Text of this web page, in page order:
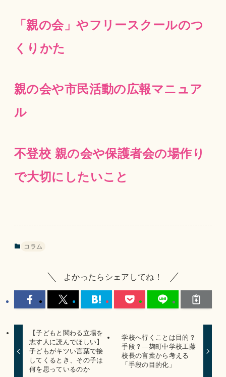
「親の会」やフリースクールのつ
くりかた
親の会や市民活動の広報マニュア
ル
不登校 親の会や保護者会の場作り
で大切にしたいこと
コラム
よかったらシェアしてね！
【子どもと関わる立場を
志す人に読んでほしい】
子どもがキツい言葉で接
してくるとき、その子は
何を思っているのか
学校へ行くことは目的？
手段？―麹町中学校工藤
校長の言葉から考える
「手段の目的化」